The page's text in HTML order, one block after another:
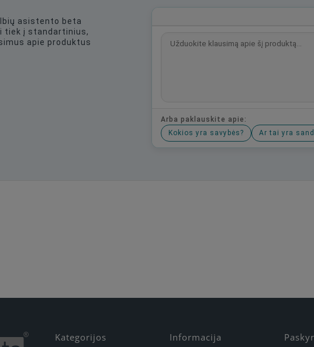
asistento beta
tiek į standartinius,
apie produktus
Arba paklauskite apie:
Kokios yra savybės?
Ar tai yra
Kategorijos Informacija